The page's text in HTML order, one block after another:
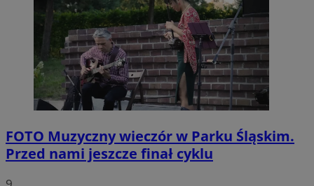
FOTO Muzyczny wieczór w Parku Śląskim.
Przed nami jeszcze finał cyklu